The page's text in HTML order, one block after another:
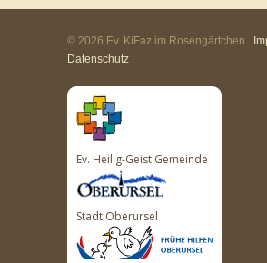
© 2026 Ev. KiFaz im Rosengärtchen
Datenschutz
Ev. Heilig-Geist Gemeinde
Stadt Oberursel